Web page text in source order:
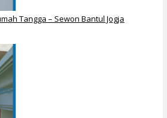
Tangga – Sewon Bantul Jogja